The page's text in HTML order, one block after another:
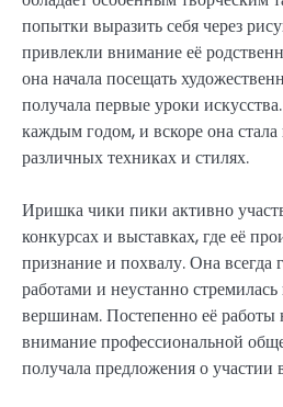
попытки выразить себя через
привлекли внимание её
она начала посещать
получала первые уроки
каждым годом, и вскоре она
различных техниках и стилях.
Иришка чики пики активно
конкурсах и выставках, где её
признание и похвалу. Она всегда
работами и неустанно
вершинам. Постепенно её работы
внимание профессиональной
получала предложения о участии